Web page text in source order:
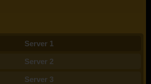
Server 1
Server 2
Server 3